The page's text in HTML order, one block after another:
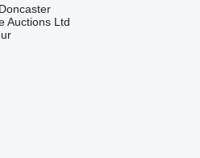
Auctions Ltd